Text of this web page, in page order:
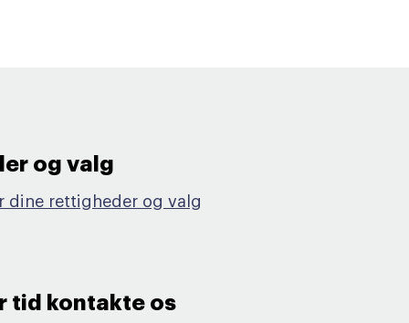
og valg​
dine rettigheder og valg
tid kontakte os​